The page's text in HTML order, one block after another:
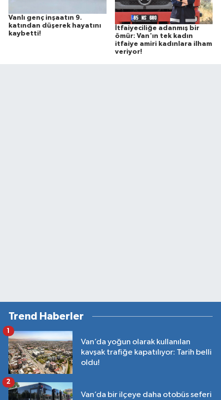
Vanlı genç inşaatın 9.
katından düşerek hayatını
kaybetti!
İtfaiyeciliğe adanmış bir
ömür: Van'ın tek kadın
itfaiye amiri kadınlara ilham
veriyor!
Trend Haberler
Van’da yoğun olarak kullanılan
kavşak trafiğe kapatılıyor: Tarih belli
oldu!
1
Van’da bir ilçeye daha otobüs seferi
2